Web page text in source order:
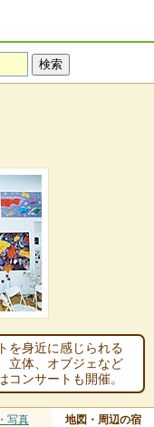
を身近に感じられる
立体、オブジェなど
ンサートも開催。
写真 地図・周辺の宿